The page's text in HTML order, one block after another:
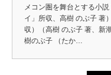
メコン圏を舞台とする小
イ」所収、高樹 のぶ子 著
収）（高樹 のぶ子 著、新
樹のぶ子 （たか…